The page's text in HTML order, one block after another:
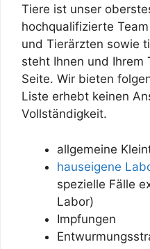
Tiere ist unser
hochqualifizierte
und Tierärzten sowie
steht Ihnen und Ihrem
Seite. Wir bieten
Liste erhebt keinen
Vollständigkeit.
allgemeine
hauseigene
spezielle Fälle
Labor)
Impfungen